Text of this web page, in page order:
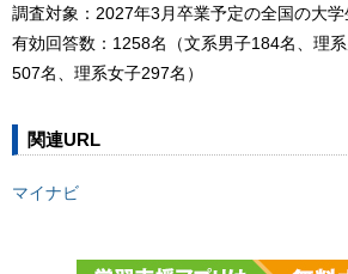
調査対象：2027年3月卒業予定の全国の大
有効回答数：1258名（文系男子184名、理
507名、理系女子297名）
関連URL
マイナビ